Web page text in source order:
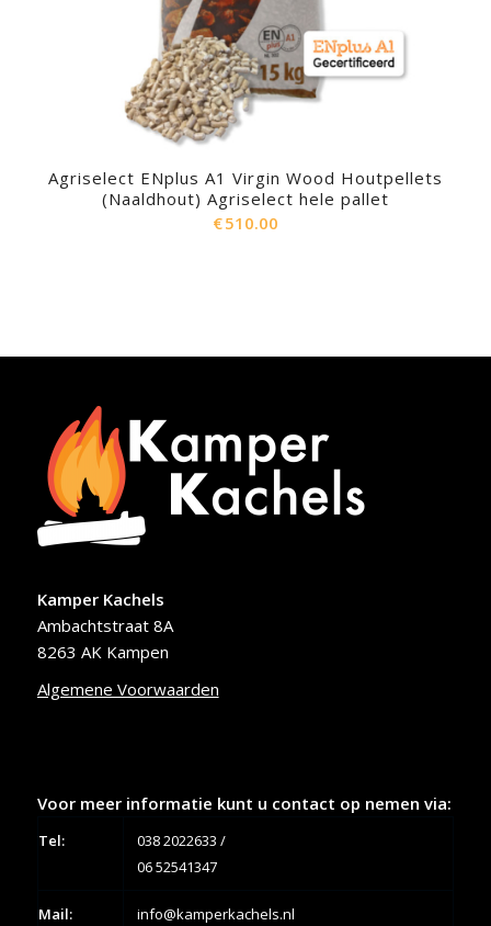
Agriselect ENplus A1 Virgin Wood Houtpellets
(Naaldhout) Agriselect hele pallet
€510.00
Kamper Kachels
Ambachtstraat 8A
8263 AK Kampen
Algemene Voorwaarden
Voor meer informatie kunt u contact op nemen via:
Tel: 038 2022633 /
06 52541347
Mail: info@kamperkachels.nl